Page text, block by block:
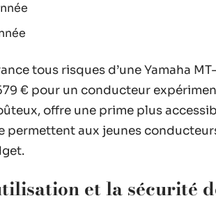
tous risques d’une Yamaha
€ pour un conducteur
offre une prime plus
permettent aux jeunes
et la sécurité